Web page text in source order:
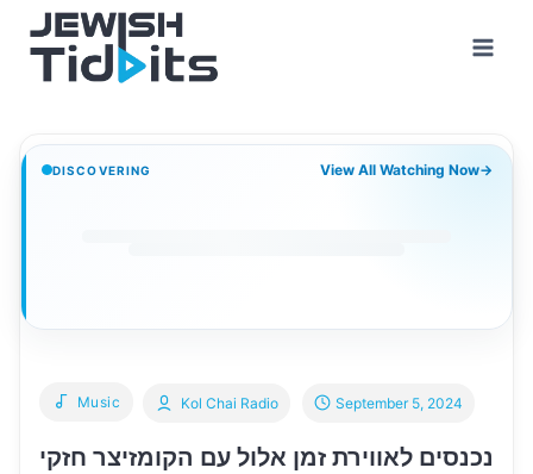
content
DISCOVERING View All Watching Now→
Music
נכנסים לאווירת זמן אלול עם הקומזיצר חזקי
Kol Chai Radio September 5, 2024